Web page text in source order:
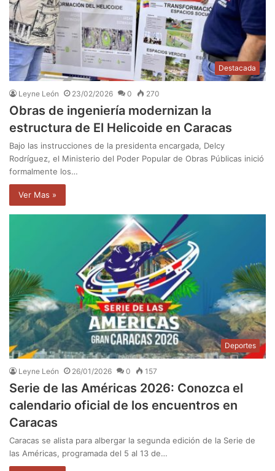
Destacada
Leyne León 23/02/2026 0 270
Obras de ingeniería modernizan la
estructura de El Helicoide en Caracas
Bajo las instrucciones de la presidenta encargada, Delcy
Rodríguez, el Ministerio del Poder Popular de Obras Públicas inició
formalmente los…
Ver Mas »
Deportes
Leyne León 26/01/2026 0 157
Serie de las Américas 2026: Conozca el
calendario oficial de los encuentros en
Caracas
Caracas se alista para albergar la segunda edición de la Serie de
las Américas, programada del 5 al 13 de…